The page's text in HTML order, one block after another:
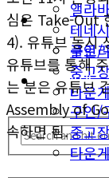
생활안내
구인/
중고
타운
앨라
테네
플로
생활안내
구인/
중고
타운
심은 Take-Out
4). 유튜브 동시
유튜브를 통해
는 분은 유튜브
Assembly of
속하면 됨.